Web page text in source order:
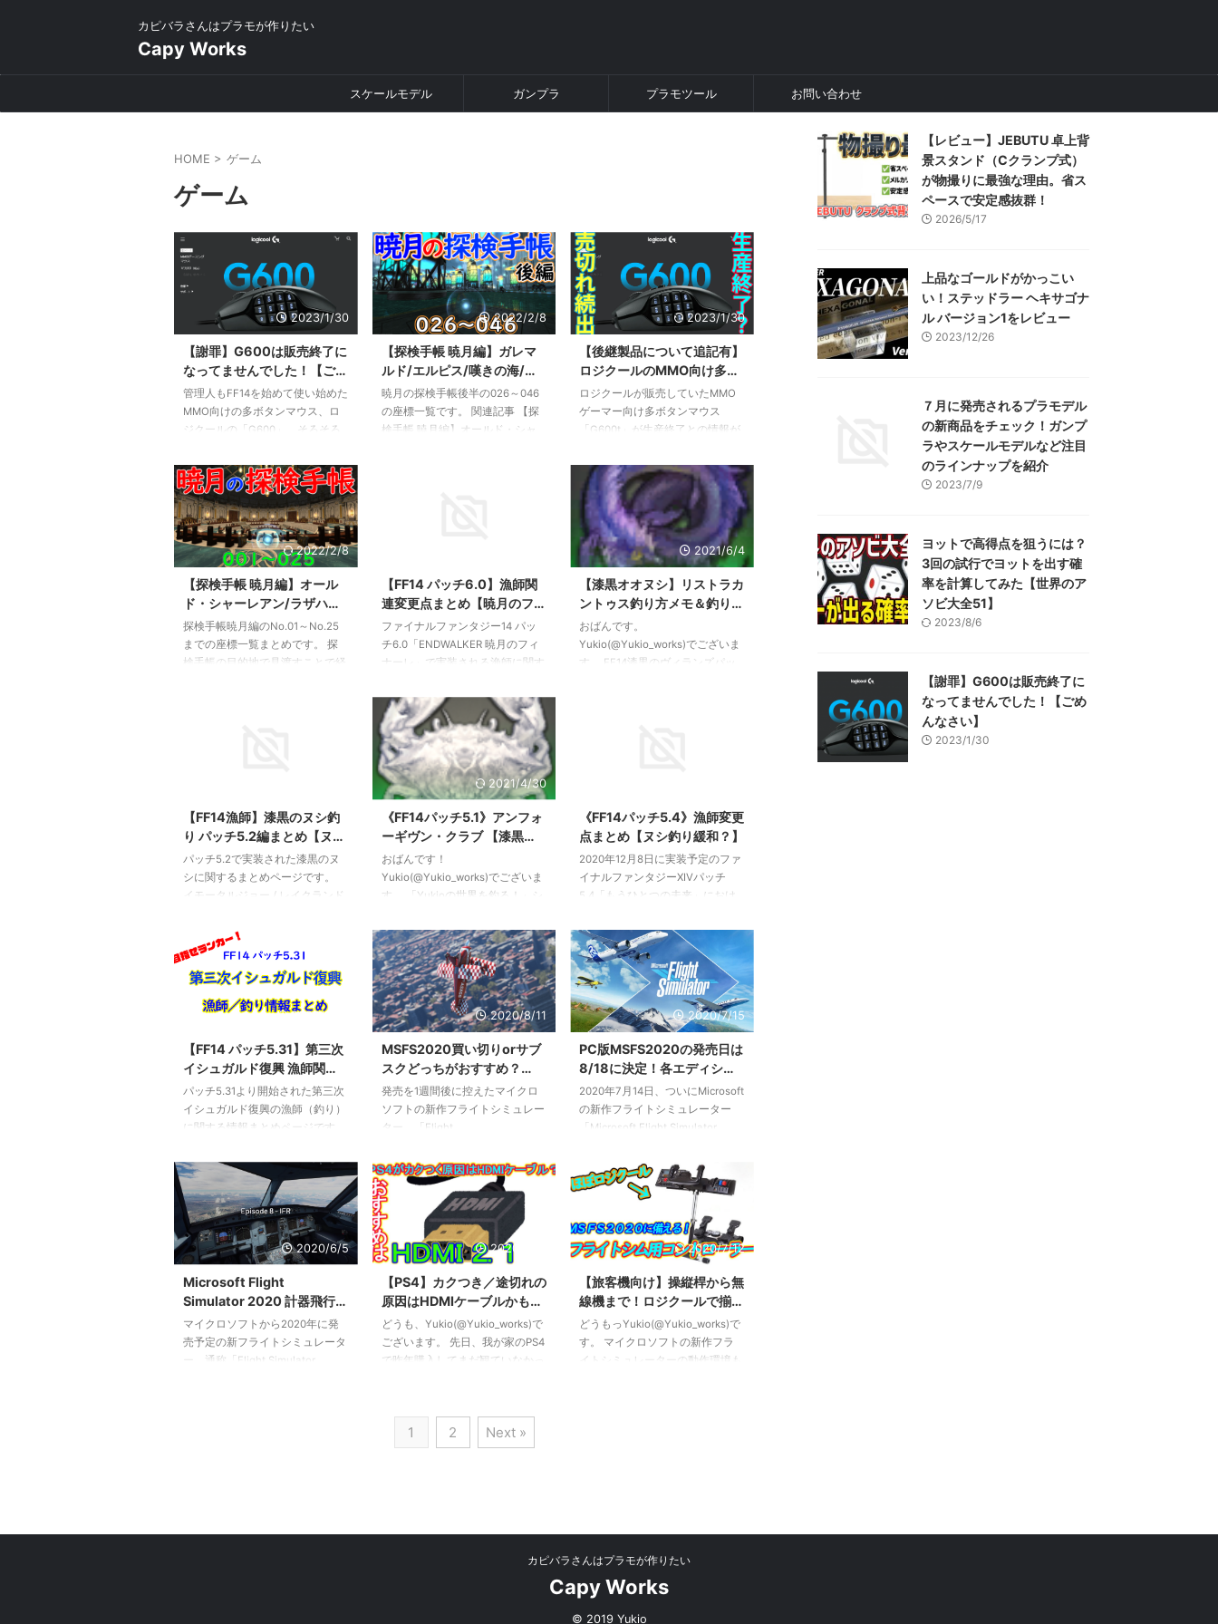
カピバラさんはプラモが作りたい
Capy Works
スケールモデル ガンプラ プラモツール お問い合わせ
HOME > ゲーム
ゲーム
2023/1/30
【謝罪】G600は販売終了に
なってませんでした！【ごめ
んなさい】
管理人もFF14を始めて使い始めた
MMO向けの多ボタンマウス、ロ
ジクールの「G600」。そろそろ
い替えようかなと思ってヨドバシ
を覗いてみるとオンラインも含め
て在庫切れ！ そんなこともあっ
て以前、G600もいよいよディス
コンか？という記事を書きまし
た。
http://capyworks.jp/g600_discont
inue/ が、このG600の販売終了疑
惑どうやらマイナーチェンジによ
る一時的な在庫切れだったようで
す。 今でもこちらの記事からア
クセスしていただける方が一定数
2022/2/8
【探検手帳 暁月編】ガレマ
ルド/エルピス/嘆きの海/ウ
ルティマ・トゥーレ 026～
046 座標一覧【FF14】
暁月の探検手帳後半の026～046
の座標一覧です。 関連記事 【探
検手帳 暁月編】オールド・シャ
Y:34.1 Z0.9最寄りエーテライト：
キャンプ・ブロークングラス フ
ライングマウントの解放が必要。
028 脱線した列車 座標：X:29. ...
2023/1/30
【後継製品について追記有】
ロジクールのMMO向け多ボ
タンゲーミングマウスG600
生産終了の可能性 代替製品
は？
ロジクールが販売していたMMO
ゲーマー向け多ボタンマウス
「G600t」が生産終了との情報が
品ページには「一時的に完売」と
表示されており、今後再生産が行
われるのかについては不明です。
【追記】どうやらマイナーチェン
ジに伴う一時的な在庫切れだった
模様。別記事にて後継のG600tに
ついて紹介しています。
http://capyworks.jp/g600-not-
discontinue/ ロジクール公式
G600 各通販サイトでも在庫切れ
の表示がほとんどで、メーカー在
庫も含め市場に出 ...
2022/2/8
【探検手帳 暁月編】オール
ド・シャーレアン/ラザハン/
ラヴィリンソス/サベネア島
001～025 座標一覧
【FF14】
探検手帳暁月編のNo.01～No.25
までの座標一覧まとめです。 探
検手帳の目的地で見渡すことで経
シャーレアン（001～ 007) 001 ル
ヴェユール邸 座標：X:15.6 Y:8.0
最寄り都市エーテライト：ルヴェ
ユール邸前 ルヴェユール邸の2階
テラスにあります。 002 知 ...
【FF14 パッチ6.0】漁師関
連変更点まとめ【暁月のフィ
ナーレ】
ファイナルファンタジー14 パッ
チ6.0「ENDWALKER 暁月のフィ
ナーレ」で実装される漁師に関す
す。 パッチ6.0のネタバレに関す
る情報を含みます。ご注意くださ
い。 新しい特性の追加 6.0のキモ
となるのは新特性「ビッグフィッ
シャー」。HQ改めラージサイズ
を獲得することでスタックするこ
新アクションを使うことができま
す。 ビッグフィッシャー 修得レ
ベル15自身に「ビッグフィッシャ
ー」を付与する。発動条件：ラー
2021/6/4
【漆黒オオヌシ】リストラカ
ントゥス釣り方メモ＆釣りロ
グ【FF14パッチ5.55】
おばんです。
Yukio(@Yukio_works)でございま
す。 FF14漆黒のヴィランズパッ
ストラカントゥスはどうでしょ
う？ オオヌシ『リストラカント
ゥス』 釣り場：レイクランド
『ケンの島』 最寄エーテライ
ト：レイクランド「オスタル厳命
城」 天候：晴れ ⇒ 霧 時間：
【FF14漁師】漆黒のヌシ釣
り パッチ5.2編まとめ【ヌシ
釣り】
パッチ5.2で実装された漆黒のヌ
シに関するまとめページです。
イモータルジョー / レイクランド
島』 最寄エーテライト：「オス
タル厳命城」 天候：晴れ ⇒ 曇り
時間：１６：００～２３：５９
エサ：蟲箱 直釣り フッキング：
ストロングフッキング（激震）
トロンゾ / コルシア島 釣り場：コ
ルシア島『ワッツリバー下流』
最寄エーテライト：「スティルタ
イド」 天候：なし 時間：００：
００～０１：５９ エサ：蟲箱 直
2021/4/30
《FF14パッチ5.1》アンフォ
ーギヴン・クラブ 【漆黒の
ヌシ釣り】
おばんです！
Yukio(@Yukio_works)でございま
す。 「Yukioの世界を釣る！」シ
ンペストはレイクランドのヌシ
『アンフォーギヴン・クラブ』を
狙います。 アンフォーギヴン・
クラブを直訳すると「赦されざる
カニ」。白い見た目から罪喰いと
間違えられたという話もありま
す。 第一世界の罪喰いは「フォ
ーギヴン～」と呼ばれています
が、罪喰いではないということで
「アンフォーギヴン」となってい
るのでしょうかね。 ヌシ『アン
フォーギヴン・クラブ』 釣り
《FF14パッチ5.4》漁師変更
点まとめ【ヌシ釣り緩和？】
2020年12月8日に実装予定のファ
イナルファンタジーXIVパッチ
5.4「もうひとつの未来」におけ
きます。 パッチ5.4 パッチノート
はこちら。 2020年12月7日更新。
フィッシュアイの効果変更 魚の
釣り上げ条件の一つだったフィッ
シュアイが、「時間条件を無視し
て釣れる」効果に変更されまし
た。同時に消費GP、効果時間も
変更となっています。 パッチ5.4
時点でフィッシュアイの効果があ
るのは蒼天エリアのヌシまでで、
オーシャンフィッシング/オオヌ
シ/紅蓮エリア以降の ...
2020/9/10
【FF14 パッチ5.31】第三次
イシュガルド復興 漁師関連
まとめ！【釣り】
パッチ5.31より開始された第三次
イシュガルド復興の漁師（釣り）
に関する情報まとめページです。
得点を目指すためのポイントをメ
モしていきます。 随時更新中で
す。 釣り場 各魚の「第三次復興
用の」は省略。（）内はヒット時
の振動を表しています。 各釣り
場に天候に関係なく釣れる「特注
「特注～」が存在しています。一
部の直釣り可能な特注～はダブル
フッキングが有効です。 風吹き
抜ける雲海 ・スコーピオンフラ
イ（！）《泳》 ・スカイルーム
2020/8/11
MSFS2020買い切りorサブ
スクどっちがおすすめ？
【Xbox Game Pass】
発売を1週間後に控えたマイクロ
ソフトの新作フライトシミュレー
ター、「Flight
http://capyworks.jp/microsoft-
flight-simulator-2020-matome/
日本国内ではMicrosoft公式オン
ラインストア、Steamでのダウン
ロード販売のほか、Microsoftの
ゲーミングサブスク「Xbox
Game Pass」でも利用することが
できます。 今回は買い切りとサ
ブスク、どちらがおすすめなのか
調査してみます。 買い切りとサ
ブスク何 ...
2020/7/15
PC版MSFS2020の発売日は
8/18に決定！各エディショ
ン・購入方法やサブスクにつ
いてのまとめ
2020年7月14日、ついにMicrosoft
の新作フライトシミュレーター
「Microsoft Flight Simulator
がありました！ これと同時に製
品版の予約受付、サブスクリプシ
ョンサービス（Xbox Game
Pass）の受付も始まりました。
FSXまでの買い切り型に加えて、
Microsoftのゲーム向けサブスク
「Xbox Game Pass」でも遊ぶこ
とができるようになったことが今
作のポイント。 今回は新
MSFS2020の購入やエディション
ごとの違いにつ ...
2020/6/5
Microsoft Flight
Simulator 2020 計器飛行と
管制（IFR/ATC）に関する
まとめ【MSFS2020】
マイクロソフトから2020年に発
売予定の新フライトシミュレータ
ー、通称「Flight Simulator
2020/5/11
【PS4】カクつき／途切れの
原因はHDMIケーブルかも？
プレミアムとスタンダードの
違いとおすすめケーブル！
どうも、Yukio(@Yukio_works)で
ございます。 先日、我が家のPS4
で昨年購入してまだ観ていなかっ
ーレイを再生しようとしたとこ
ろ、再生はできるものの慢性的な
カクつき／数秒の映像と音声の途
ケーブルの交換で解消できたので
2020/7/12
【旅客機向け】操縦桿から無
線機まで！ロジクールで揃え
るフライトシミュレーター向
けコントローラー！
どうもっYukio(@Yukio_works)で
す。 マイクロソフトの新作フラ
イトシミュレーターの動作環境も
フライトシム向けコントローラー
は、Saitekという別会社の製品で
した。その後Saitekはロジテック
に ...
1 2 Next »
【レビュー】JEBUTU 卓上背
景スタンド（Cクランプ式）
が物撮りに最強な理由。省ス
ペースで安定感抜群！
2026/5/17
上品なゴールドがかっこい
い！ステッドラー ヘキサゴナ
ル バージョン1をレビュー
2023/12/26
７月に発売されるプラモデル
の新商品をチェック！ガンプ
ラやスケールモデルなど注目
のラインナップを紹介
2023/7/9
ヨットで高得点を狙うには？
3回の試行でヨットを出す確
率を計算してみた【世界のア
ソビ大全51】
2023/8/6
【謝罪】G600は販売終了に
なってませんでした！【ごめ
んなさい】
2023/1/30
カピバラさんはプラモが作りたい
Capy Works
© 2019 Yukio